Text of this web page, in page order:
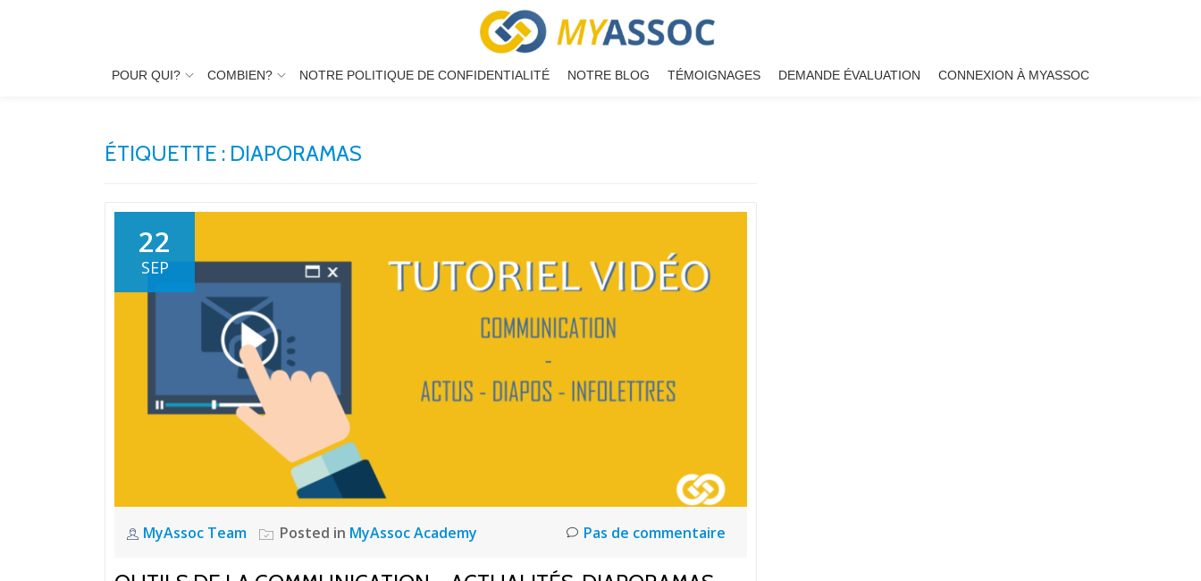
POUR QUI? COMBIEN? NOTRE POLITIQUE DE CONFIDENTIALITÉ NOTRE BLOG TÉMOIGNAGES DEMANDE ÉVALUATION CONNEXION À MYASSOC
ÉTIQUETTE : DIAPORAMAS
22
SEP
MyAssoc Team Posted in MyAssoc Academy Pas de commentaire